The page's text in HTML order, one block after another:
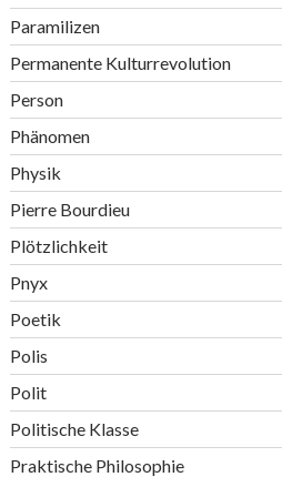
Paramilizen
Permanente Kulturrevolution
Person
Phänomen
Physik
Pierre Bourdieu
Plötzlichkeit
Pnyx
Poetik
Polis
Polit
Politische Klasse
Praktische Philosophie